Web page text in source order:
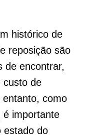
histórico de
reposição são
de encontrar,
custo de
entanto, como
é importante
estado do